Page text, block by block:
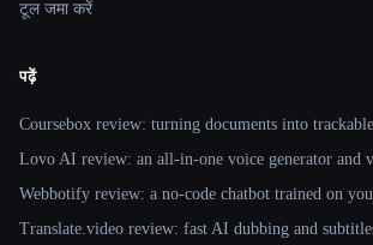
टूल जमा करें
पढ़ें
Coursebox review: turning documents into
Lovo AI review: an all-in-one voice generator and
Webbotify review: a no-code chatbot trained on
Translate.video review: fast AI dubbing and